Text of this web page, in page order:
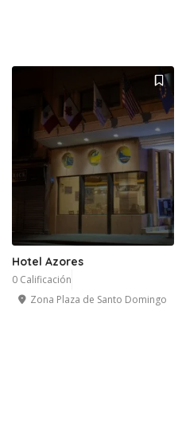
Hotel Azores
0 Calificación
Zona Plaza de Santo Domingo